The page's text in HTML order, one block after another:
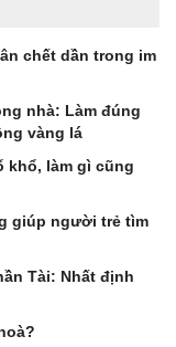
chết dần trong im
nhà: Làm đúng
vàng lá
khổ, làm gì cũng
giúp người trẻ tìm
Tài: Nhất định